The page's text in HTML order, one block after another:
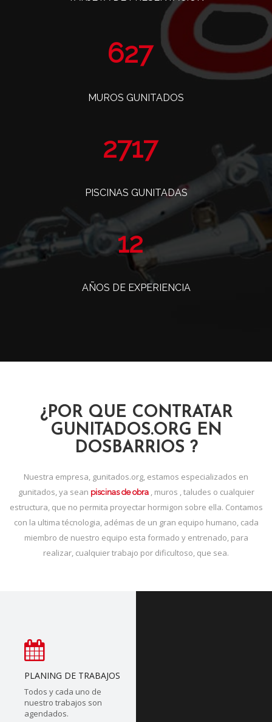
765
MUROS GUNITADOS
3319
PISCINAS GUNITADAS
14
AÑOS DE EXPERIENCIA
¿POR QUE CONTRATAR
GUNITADOS.ORG EN
DOSBARRIOS ?
Nuestra empresa, gunitados.org, estamos especializados en
gunitados, ya sean piscinas de obra, muros , taludes o cualquier
estructura, que no permita proyectar hormigon sobre ella. Contamos
con la ultima técnologia, adémas de un gran equipo humano, cada
miembro de nuestro equipo esta formado y entrenado, para
realizar, cualquier trabajo por dificultoso, que sea.
PLANING DE TRABAJOS
Todos y cada uno de
nuestro trabajos son
agendados.